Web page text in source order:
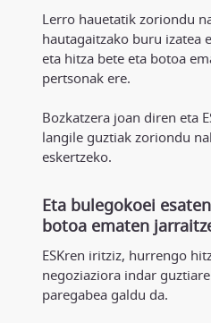
Lerro hauetatik zoriondu
hautagaitzako buru izatea
eta hitza bete eta botoa
pertsonak ere.
Bozkatzera joan diren eta
langile guztiak zoriondu
eskertzeko.
Eta bulegokoei
botoa ematen
ESKren iritziz, hurrengo
negoziaziora indar
paregabea galdu da.